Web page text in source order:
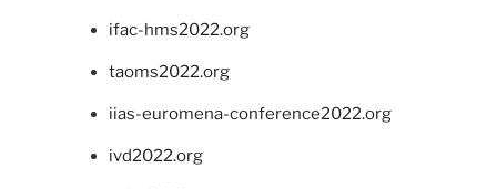
ifac-hms2022.org
taoms2022.org
iias-euromena-conference2022.org
ivd2022.org